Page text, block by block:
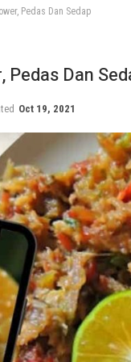
Pedas Dan Sedap
Pedas Dan
Oct 19, 2021